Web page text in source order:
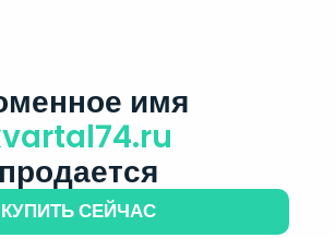
имя
продается
КУПИТЬ СЕЙЧАС